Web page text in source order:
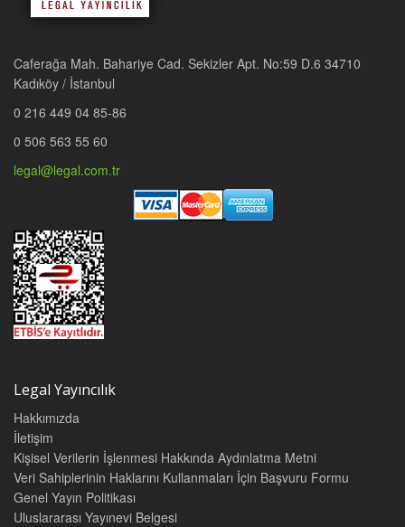
Caferağa Mah. Bahariye Cad. Sekizler Apt. No:59 D.6 34710
Kadıköy / İstanbul
0 216 449 04 85-86
0 506 563 55 60
legal@legal.com.tr
Legal Yayıncılık
Hakkımızda
İletişim
Kişisel Verilerin İşlenmesi Hakkında Aydınlatma Metni
Veri Sahiplerinin Haklarını Kullanmaları İçin Başvuru Formu
Genel Yayın Politikası
Uluslararası Yayınevi Belgesi